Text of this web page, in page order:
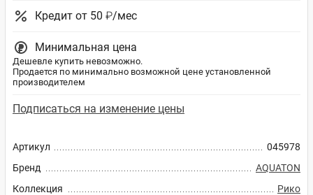
Артикул
045978
Бренд
AQUATON
Коллекция
Рико
Кредит от 50 ₽/мес
Минимальная цена
Дешевле купить невозможно.
Продается по минимально возможной цене установленной
производителем
Подписаться на изменение цены